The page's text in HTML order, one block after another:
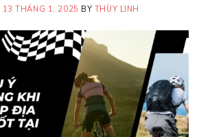
13 THÁNG 1, 2025 BY THÙY LINH